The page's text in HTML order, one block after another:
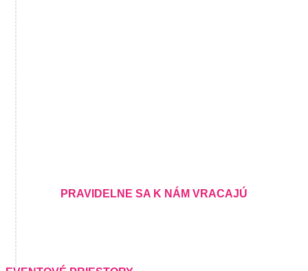
PRAVIDELNE SA K NÁM VRACAJÚ